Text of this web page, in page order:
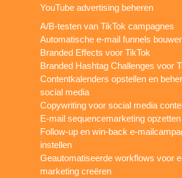
YouTube advertising beheren
A/B-testen van TikTok campagnes
Automatische e-mail funnels
Branded Effects voor TikTok
Branded Hashtag Challenges voor
Contentkalenders opstellen en
social media
Copywriting voor social media
E-mail sequencemarketing
Follow-up en win-back e-
instellen
Geautomatiseerde workflows voor
marketing creëren